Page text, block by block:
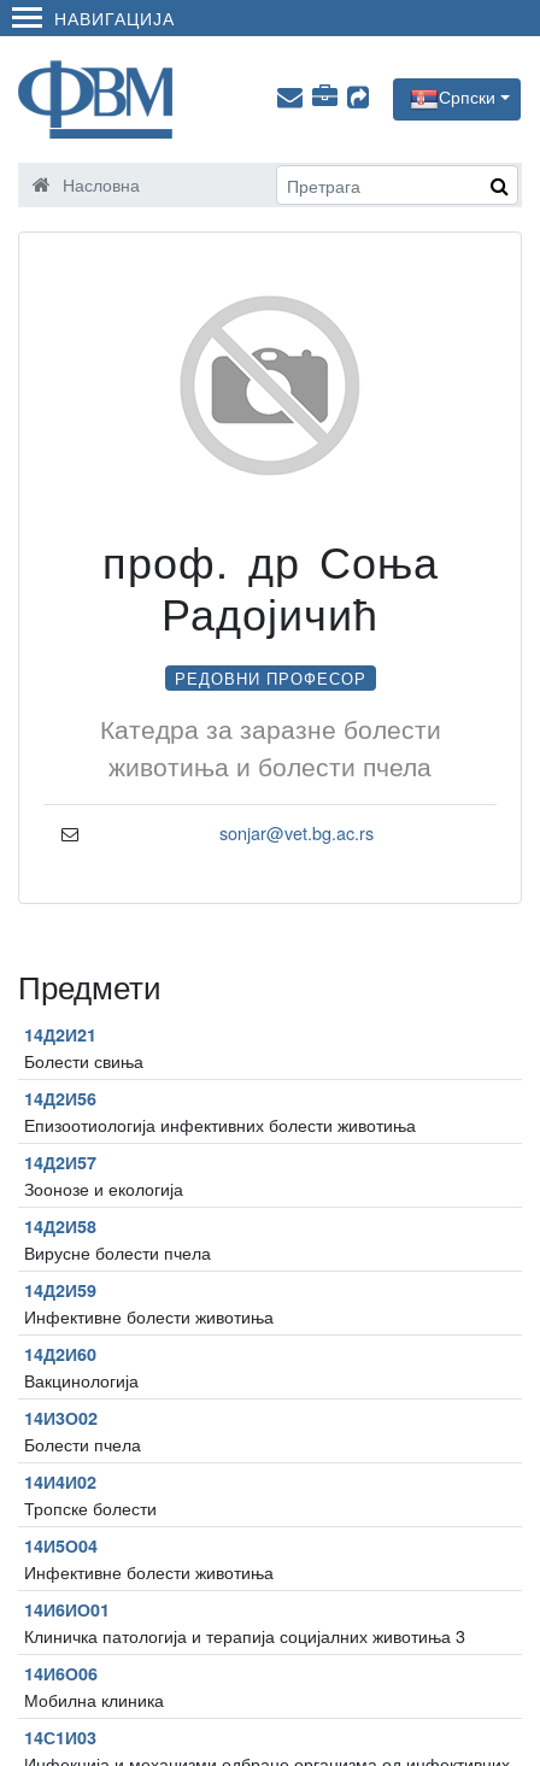
НАВИГАЦИЈА
Српски
Насловна
проф. др Соња
Радојичић
РЕДОВНИ ПРОФЕСОР
Катедра за заразне болести
животиња и болести пчела
sonjar@vet.bg.ac.rs
Предмети
14Д2И21
Болести свиња
14Д2И56
Епизоотиологија инфективних болести животиња
14Д2И57
Зоонозе и екологија
14Д2И58
Вирусне болести пчела
14Д2И59
Инфективне болести животиња
14Д2И60
Вакцинологија
14И3О02
Болести пчела
14И4И02
Тропске болести
14И5О04
Инфективне болести животиња
14И6ИО01
Клиничка патологија и терапија социјалних животиња 3
14И6О06
Мобилна клиника
14С1И03